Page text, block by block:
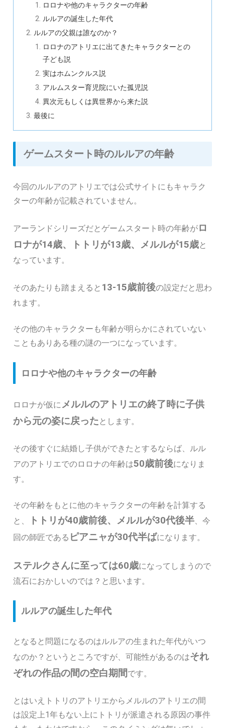
ロロナや他のキャラクターの年齢
ルルアの誕生した年代
ルルアの父親は誰なのか？
ロロナのアトリエに出てきたキャラクターとの
子ども説
実はホムンクルス説
アルムスター育児院にいた孤児説
異次元もしくは異世界から来た説
最後に
ゲームスタート時のルルアの年齢
今回のルルアのアトリエでは公式サイトにもキャラク
ターの年齢が記載されていません。
アーランドシリーズだとゲームスタート時の年齢がロ
ロナが14歳、トトリが13歳、メルルが15歳と
なっています。
そのあたりも踏まえると 13-15歳前後の設定だと思わ
れます。
その他のキャラクターも年齢が明らかにされていない
こともありある種の謎の一つになっています。
ロロナや他のキャラクターの年齢
ロロナが仮にメルルのアトリエの終了時に子供
から元の姿に戻った とします。
その後すぐに結婚し子供ができたとするならば、ルル
アのアトリエでのロロナの年齢は50歳前後になりま
す。
その年齢をもとに他のキャラクターの年齢を計算する
と、
トトリが40歳前後、メルルが30代後半 、今
回の師匠である ピアニャが30代半ばになります。
ステルクさんに至っては60歳になってしまうので
流石におかしいのでは？と思います。
ルルアの誕生した年代
となると問題になるのはルルアの生まれた年代がいつ
なのか？というところですが、可能性があるのはそれ
ぞれの作品の間の空白期間です。
とはいえトトリのアトリエからメルルのアトリエの間
は設定上1年もない上にトトリが派遣される原因の事件